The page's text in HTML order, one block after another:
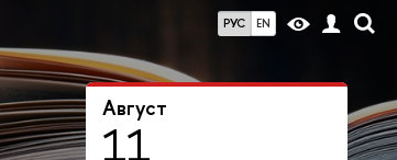
РУС EN
Август
11